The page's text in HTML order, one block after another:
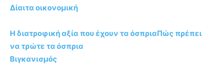
Δίαιτα οικονομική
Η διατροφική αξία που έχουν τα όσπριαΠώς πρέπει
να τρώτε τα όσπρια
Βιγκανισμός